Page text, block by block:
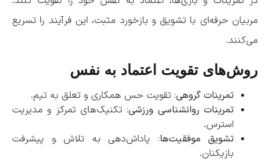
مربیان حرفه‌ای با تشویق و بازخورد مثبت، این فرآیند را تسریع
می‌کنند.
روش‌های تقویت اعتماد به نفس
تمرینات گروهی: تقویت حس همکاری و تعلق به تیم.
تمرینات روانشناسی ورزشی: تکنیک‌های تمرکز و مدیریت
استرس.
تشویق موفقیت‌ها: پاداش‌دهی به تلاش و پیشرفت
بازیکنان.